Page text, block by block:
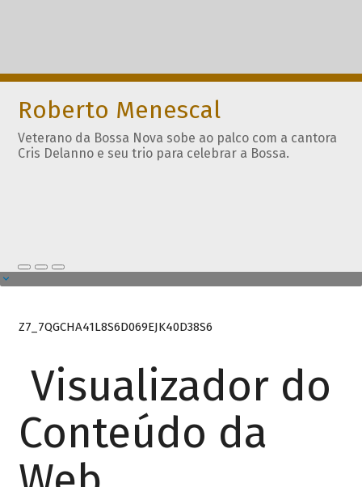
Roberto Menescal
Veterano da Bossa Nova sobe ao palco com a cantora
Cris Delanno e seu trio para celebrar a Bossa.
Z7_7QGCHA41L8S6D069EJK40D38S6
Visualizador do
Conteúdo da